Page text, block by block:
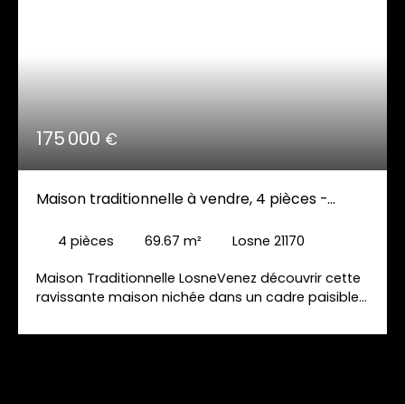
175 000€
Maison traditionnelle à vendre, 4 pièces -
4 pièces 69.67 m² Losne 21170
Maison Traditionnelle LosneVenez découvrir cette
ravissante maison nichée dans un cadre paisible
compose d'un séjour spacieux baigné de lumière